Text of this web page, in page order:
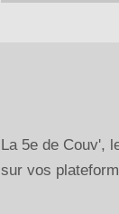
La 5e de Couv',
sur vos